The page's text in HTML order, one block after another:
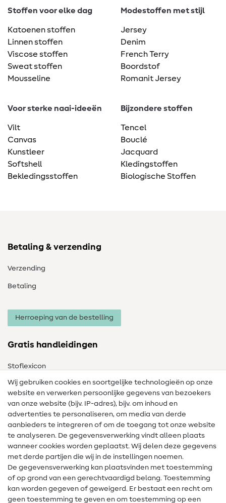
Stoffen voor elke dag
Katoenen stoffen
Linnen stoffen
Viscose stoffen
Sweat stoffen
Mousseline
Modestoffen met stijl
Jersey
Denim
French Terry
Boordstof
Romanit Jersey
Voor sterke naai-ideeën
Vilt
Canvas
Kunstleer
Softshell
Bekledingsstoffen
Bijzondere stoffen
Tencel
Bouclé
Jacquard
Kledingstoffen
Biologische Stoffen
Betaling & verzending
Verzending
Betaling
Herroeping van de bestelling
Gratis handleidingen
Stoflexicon
Naailexicon
Gratis Naaipatronen
Hulp & contact
Contact
Wijziging van eigenaar
FAQ
Herroepingsrecht
Wij gebruiken cookies en soortgelijke technologieën op onze
website en verwerken persoonlijke gegevens van bezoekers
van onze website (bijv. IP-adres), bijv. om inhoud en
advertenties te personaliseren, om media van derde
aanbieders te integreren of om de toegang tot onze website
te analyseren. De gegevensverwerking vindt alleen plaats
wanneer cookies worden geplaatst. Wij delen deze gegevens
met derde partijen die wij in de instellingen noemen.
De gegevensverwerking kan plaatsvinden met toestemming
of op grond van een gerechtvaardigd belang. Toestemming
kan worden gegeven of geweigerd. Er bestaat een recht om
geen toestemming te geven en om toestemming op een